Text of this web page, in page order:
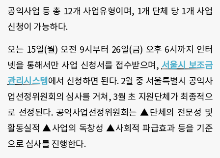
공익사업 등 총 12개 사업유형이며, 1개 단체 당 1개 사업
신청이 가능하다.
오는 15일(월) 오전 9시부터 26일(금) 오후 6시까지 인터
넷을 통해서만 사업 신청서를 접수받으며, 서울시 보조금
관리시스템 에서 신청하면 된다. 2월 중 서울특별시 공익사
업선정위원회의 심사를 거쳐, 3월 초 지원단체가 최종적으
로 선정된다. 공익사업선정위원회는 ▲단체의 전문성 및
활동실적 ▲사업의 독창성 ▲사회적 파급효과 등을 기준
으로 심사를 진행한다.